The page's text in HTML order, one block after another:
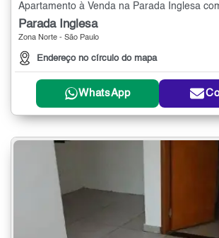
Apartamento à Venda na Parada Inglesa
Parada Inglesa
Zona Norte - São Paulo
Endereço no círculo do mapa
WhatsApp